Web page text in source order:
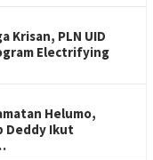
Krisan, PLN UID
Electrifying
Helumo,
Deddy Ikut